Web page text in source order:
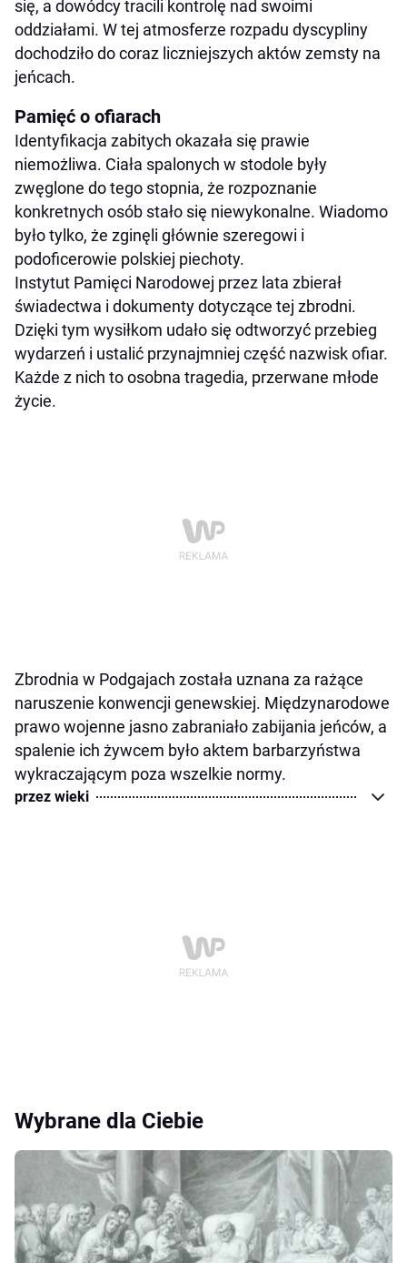
się, a dowódcy tracili kontrolę nad swoimi
oddziałami. W tej atmosferze rozpadu dyscypliny
dochodziło do coraz liczniejszych aktów zemsty na
jeńcach.
Pamięć o ofiarach
Identyfikacja zabitych okazała się prawie
niemożliwa. Ciała spalonych w stodole były
zwęglone do tego stopnia, że rozpoznanie
konkretnych osób stało się niewykonalne. Wiadomo
było tylko, że zginęli głównie szeregowi i
podoficerowie polskiej piechoty.
Instytut Pamięci Narodowej przez lata zbierał
świadectwa i dokumenty dotyczące tej zbrodni.
Dzięki tym wysiłkom udało się odtworzyć przebieg
wydarzeń i ustalić przynajmniej część nazwisk ofiar.
Każde z nich to osobna tragedia, przerwane młode
życie.
Zbrodnia w Podgajach została uznana za rażące
naruszenie konwencji genewskiej. Międzynarodowe
prawo wojenne jasno zabraniało zabijania jeńców, a
spalenie ich żywcem było aktem barbarzyństwa
wykraczającym poza wszelkie normy.
przez wieki
Wybrane dla Ciebie